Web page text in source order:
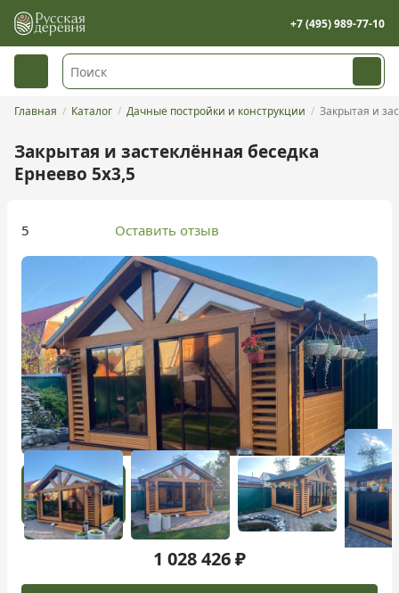
+7 (495) 989-77-10
Главная Каталог Дачные постройки и конструкции Закрытая и
Закрытая и застеклённая беседка
Ернеево 5х3,5
5 Оставить отзыв
1 028 426 ₽